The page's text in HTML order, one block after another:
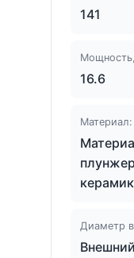
141
16.6
Материал:
Диаметр